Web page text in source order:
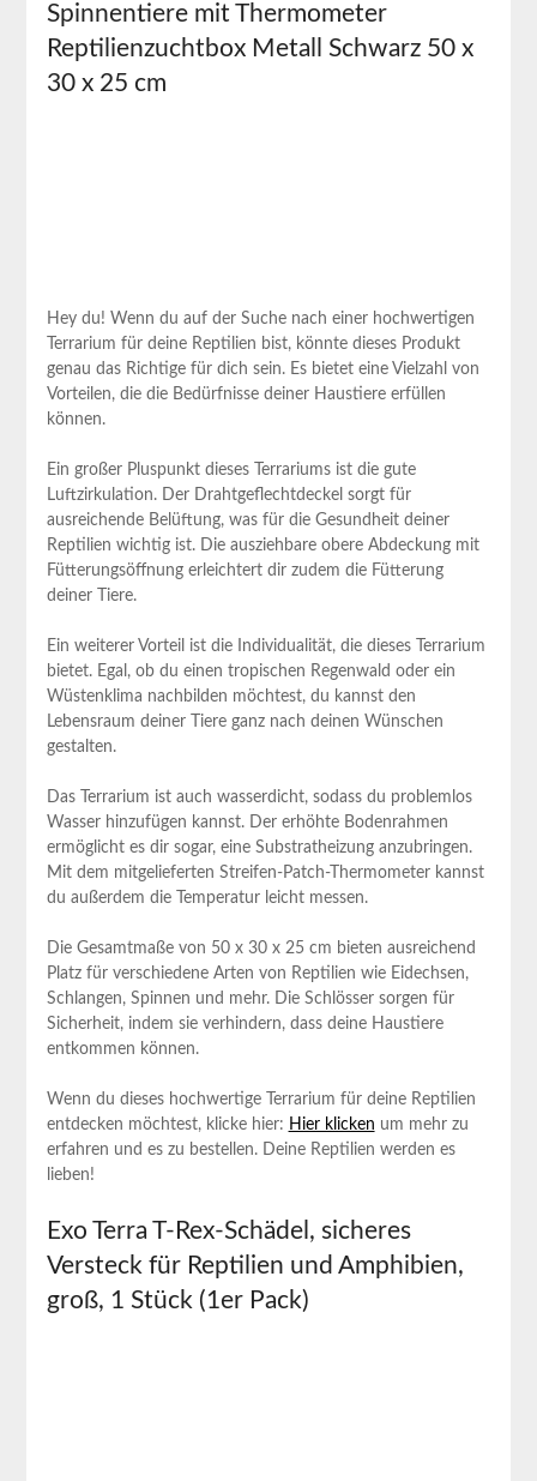
Spinnentiere mit Thermometer
Reptilienzuchtbox ‍Metall Schwarz ​50 ​x⁢
30 x‍ 25 cm
Hey du! Wenn​ du⁢ auf der Suche nach⁣ einer hochwertigen
Terrarium für deine Reptilien bist, könnte dieses⁢ Produkt
genau das Richtige für‍ dich sein. Es bietet eine Vielzahl von
Vorteilen, die die Bedürfnisse deiner Haustiere ⁤erfüllen
können.
Ein großer⁤ Pluspunkt dieses Terrariums ist die gute
Luftzirkulation. ⁤Der Drahtgeflechtdeckel sorgt für
ausreichende Belüftung, was für die Gesundheit​ deiner
‌Reptilien wichtig ist. Die ausziehbare obere Abdeckung mit
Fütterungsöffnung erleichtert⁣ dir zudem die Fütterung
deiner Tiere.
Ein weiterer Vorteil ist⁤ die ‍Individualität, die ⁣dieses Terrarium
bietet. Egal, ob du ⁣einen tropischen Regenwald oder ein
⁤Wüstenklima nachbilden möchtest, du kannst‌ den
Lebensraum deiner Tiere ganz ‍nach deinen Wünschen
gestalten.
Das Terrarium ist auch wasserdicht, sodass du problemlos
Wasser ⁣hinzufügen kannst. Der erhöhte Bodenrahmen
ermöglicht es dir sogar, ‌eine Substratheizung anzubringen.
Mit dem mitgelieferten Streifen-Patch-Thermometer kannst
du außerdem die ⁤Temperatur leicht messen.
Die Gesamtmaße von 50 x 30 x 25 ⁣cm bieten ausreichend
Platz für verschiedene Arten von Reptilien wie Eidechsen,
Schlangen, Spinnen und mehr. Die Schlösser sorgen für
Sicherheit,​ indem sie verhindern, ‍dass ⁢deine Haustiere
entkommen können.
Wenn du dieses hochwertige Terrarium für deine Reptilien
entdecken möchtest,⁣ klicke hier: Hier klicken ⁤um mehr zu
erfahren und es zu bestellen. Deine Reptilien werden ‌es
lieben!
Exo Terra T-Rex-Schädel, sicheres
Versteck ⁤für Reptilien und ⁣Amphibien,
groß, 1 Stück (1er Pack)